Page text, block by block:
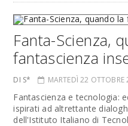
Fanta-Scienza,
fantascienza
DI S* MARTEDÌ 22 OTTOBRE
Fantascienza e tecnologia:
ispirati ad altrettante
dell'Istituto Italiano di